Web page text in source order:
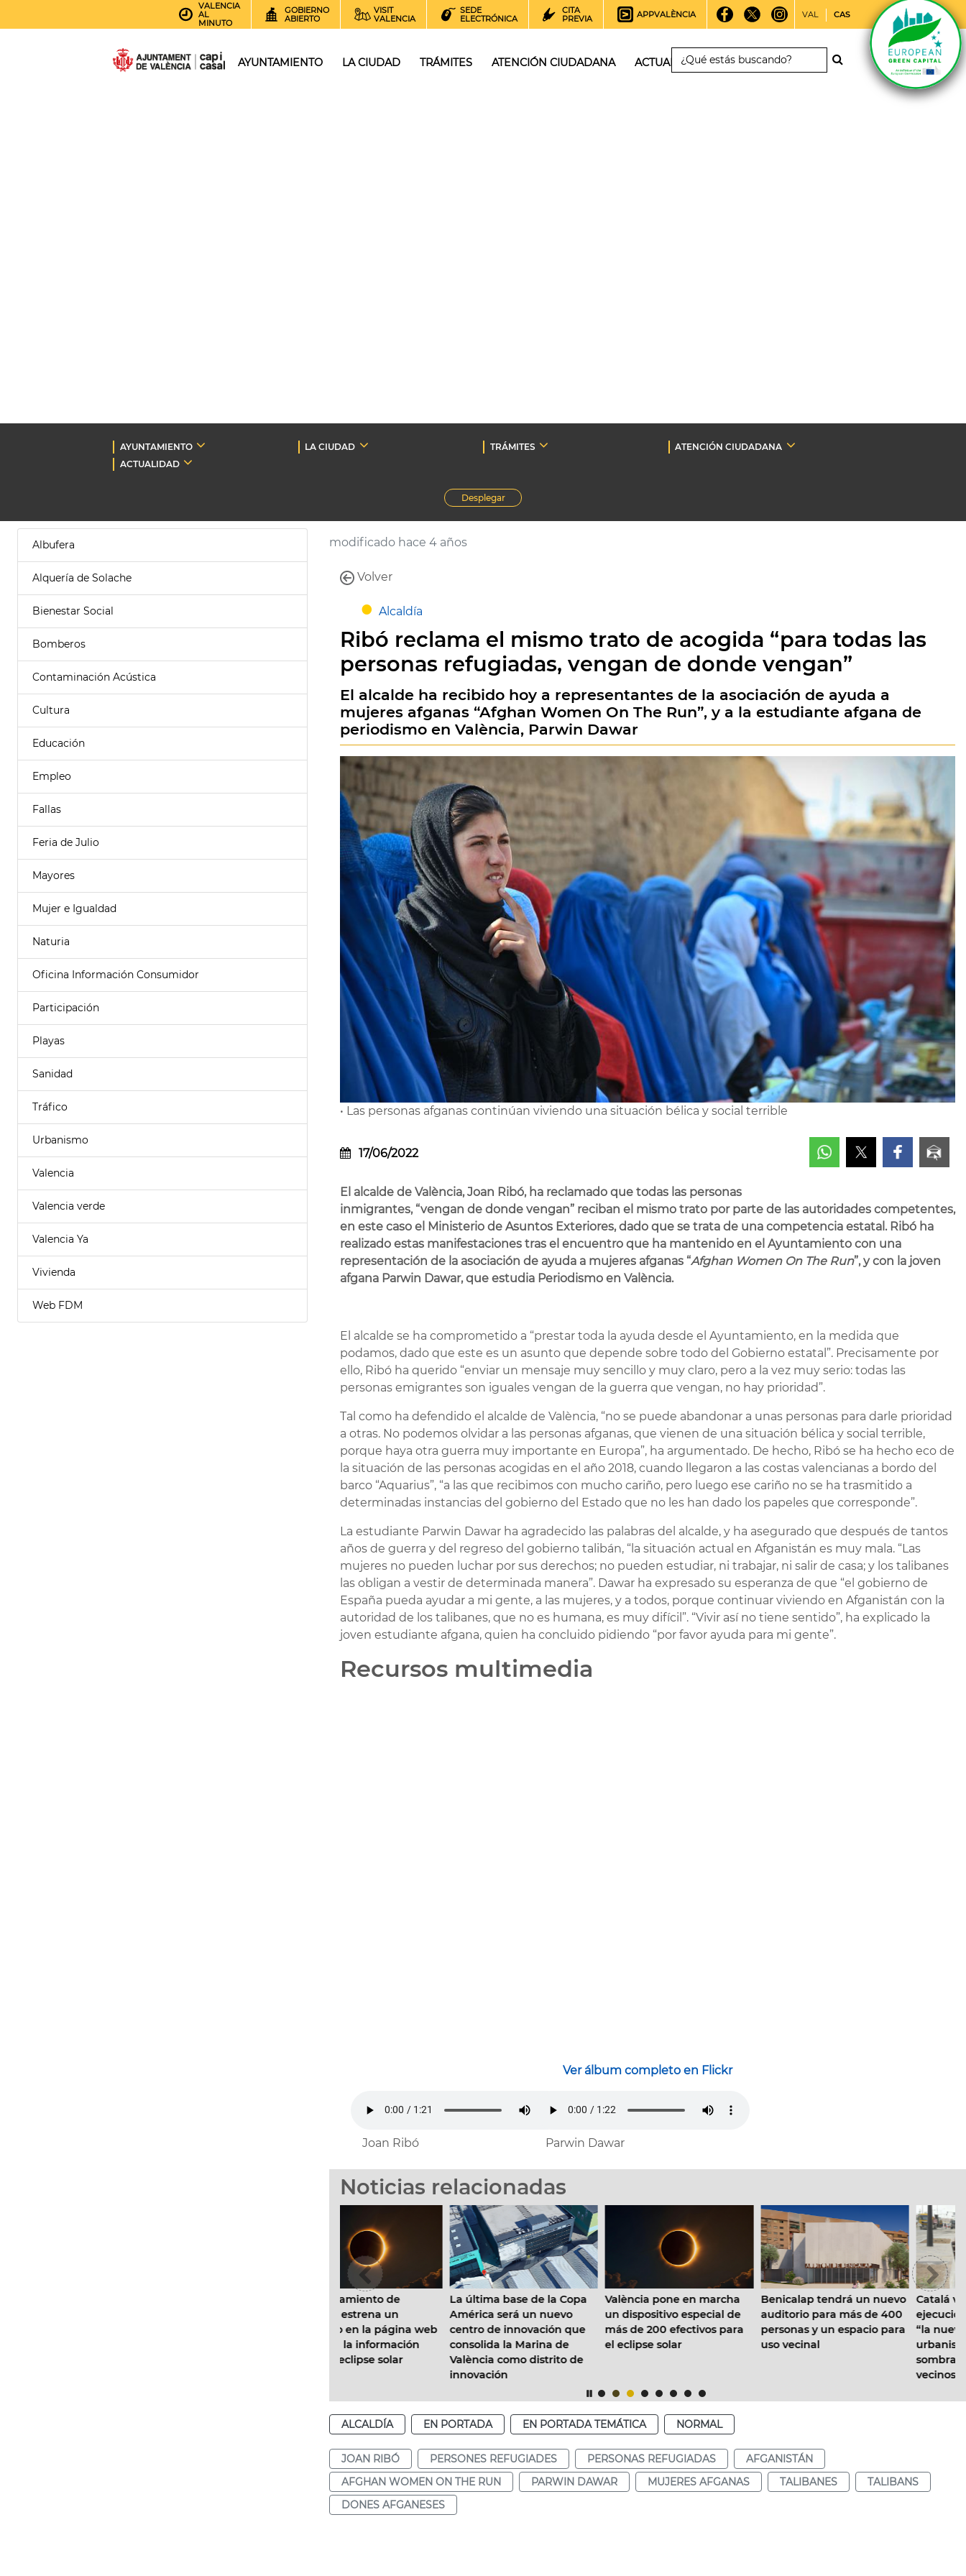
VALENCIA
AL
MINUTO
GOBIERNO
ABIERTO
VISIT
VALENCIA
SEDE
ELECTRÓNICA
CITA
PREVIA
APPVALÈNCIA VAL CAS
AYUNTAMIENTO LA CIUDAD TRÁMITES ATENCIÓN CIUDADANA ACTUALIDAD
AYUNTAMIENTO LA CIUDAD TRÁMITES
ATENCIÓN CIUDADANA
ACTUALIDAD
Desplegar
Albufera
Alquería de Solache
Bienestar Social
Bomberos
Contaminación Acústica
Cultura
Educación
Empleo
Fallas
Feria de Julio
Mayores
Mujer e Igualdad
Naturia
Oficina Información Consumidor
Participación
Playas
Sanidad
Tráfico
Urbanismo
Valencia
Valencia verde
Valencia Ya
Vivienda
Web FDM
modificado hace 4 años
Volver
Alcaldía
Ribó reclama el mismo trato de acogida “para todas las
personas refugiadas, vengan de donde vengan”
El alcalde ha recibido hoy a representantes de la asociación de ayuda a
mujeres afganas “Afghan Women On The Run”, y a la estudiante afgana de
periodismo en València, Parwin Dawar
• Las personas afganas continúan viviendo una situación bélica y social terrible
17/06/2022
El alcalde de València, Joan Ribó, ha reclamado que todas las personas
inmigrantes, “vengan de donde vengan” reciban el mismo trato por parte de las autoridades competentes,
en este caso el Ministerio de Asuntos Exteriores, dado que se trata de una competencia estatal. Ribó ha
realizado estas manifestaciones tras el encuentro que ha mantenido en el Ayuntamiento con una
representación de la asociación de ayuda a mujeres afganas “Afghan Women On The Run”, y con la joven
afgana Parwin Dawar, que estudia Periodismo en València.
El alcalde se ha comprometido a “prestar toda la ayuda desde el Ayuntamiento, en la medida que
podamos, dado que este es un asunto que depende sobre todo del Gobierno estatal”. Precisamente por
ello, Ribó ha querido “enviar un mensaje muy sencillo y muy claro, pero a la vez muy serio: todas las
personas emigrantes son iguales vengan de la guerra que vengan, no hay prioridad”.
Tal como ha defendido el alcalde de València, “no se puede abandonar a unas personas para darle prioridad
a otras. No podemos olvidar a las personas afganas, que vienen de una situación bélica y social terrible,
porque haya otra guerra muy importante en Europa”, ha argumentado. De hecho, Ribó se ha hecho eco de
la situación de las personas acogidas en el año 2018, cuando llegaron a las costas valencianas a bordo del
barco “Aquarius”, “a las que recibimos con mucho cariño, pero luego ese cariño no se ha trasmitido a
determinadas instancias del gobierno del Estado que no les han dado los papeles que corresponde”.
La estudiante Parwin Dawar ha agradecido las palabras del alcalde, y ha asegurado que después de tantos
años de guerra y del regreso del gobierno talibán, “la situación actual en Afganistán es muy mala. “Las
mujeres no pueden luchar por sus derechos; no pueden estudiar, ni trabajar, ni salir de casa; y los talibanes
las obligan a vestir de determinada manera”. Dawar ha expresado su esperanza de que “el gobierno de
España pueda ayudar a mi gente, a las mujeres, y a todos, porque continuar viviendo en Afganistán con la
autoridad de los talibanes, que no es humana, es muy difícil”. “Vivir así no tiene sentido”, ha explicado la
joven estudiante afgana, quien ha concluido pidiendo “por favor ayuda para mi gente”.
Recursos multimedia
Ver álbum completo en Flickr
Joan Ribó Parwin Dawar
Noticias relacionadas
La última base de la Copa
América será un nuevo
centro de innovación que
consolida la Marina de
València como distrito de
València pone en marcha
un dispositivo especial de
más de 200 efectivos para
el eclipse solar
Benicalap tendrá un nuevo
auditorio para más de 400
personas y un espacio para
uso vecinal
Catalá visita la obra en
ejecución de Pérez Galdos,
“la nueva forma de
urbanismo, con más
sombra y enfocado a los
ALCALDÍA EN PORTADA EN PORTADA TEMÁTICA NORMAL
JOAN RIBÓ PERSONES REFUGIADES PERSONAS REFUGIADAS
AFGANISTÁN
AFGHAN WOMEN ON THE RUN
PARWIN DAWAR MUJERES AFGANAS TALIBANES
TALIBANS
DONES AFGANESES